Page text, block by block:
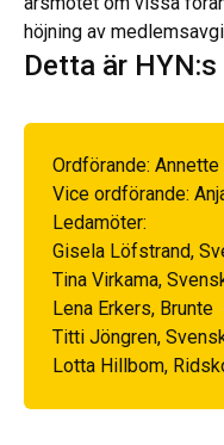
höjning av
Detta är
Ordförande: Annette
Vice ordförande:
Ledamöter:
Gisela Löfstrand,
Tina Virkama,
Lena Erkers, Brunte
Titti Jöngren,
Lotta Hillbom,